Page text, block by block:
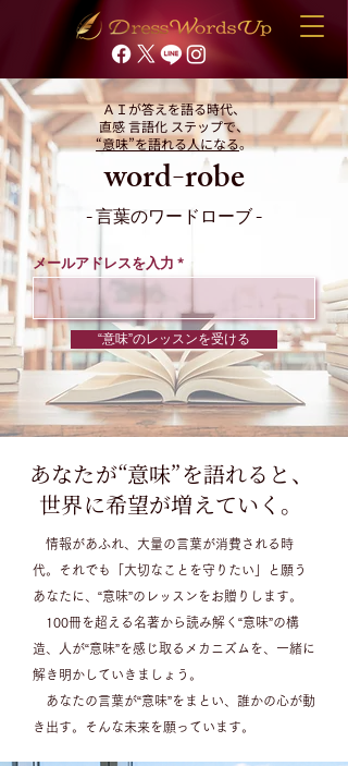
ＡＩが答えを語る時代、
直感 言語化 ステップで、
“意味”を語れる人になる。
word-robe
- 言葉のワードローブ -
メールアドレスを入力
“意味”のレッスンを受ける
あなたが“意味”を語れると、
世界に希望が増えていく。
情報があふれ、大量の言葉が消費される時
代。それでも「大切なことを守りたい」と願う
あなたに、“意味”のレッスンをお贈りします。
100冊を超える名著から読み解く “意味”の構
造、人が“意味”を感じ取るメカニズムを、 一緒に
解き明かしていきましょう。
あなたの言葉が“意味”をまとい、誰かの心が動
き出す。そんな未来を願っています。